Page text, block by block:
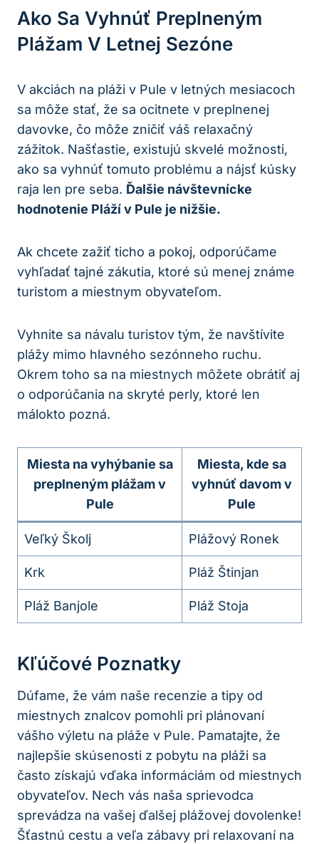
Ako Sa Vyhnúť Preplneným
Plážam V Letnej Sezóne
V akciách na pláži v Pule v letných mesiacoch
sa môže stať, že sa ocitnete v preplnenej
davovke, čo môže zničiť váš relaxačný
zážitok. Našťastie, existujú skvelé možnosti,
ako sa vyhnúť tomuto problému a nájsť kúsky
raja len pre seba. Ďalšie návštevnícke
hodnotenie Pláží v Pule je nižšie.
Ak chcete zažiť ticho a pokoj, odporúčame
vyhľadať tajné zákutia, ktoré sú menej známe
turistom a miestnym obyvateľom.
Vyhnite sa návalu turistov tým, že navštívite
plážy mimo hlavného sezónneho ruchu.
Okrem toho sa na miestnych môžete obrátiť aj
o odporúčania na skryté perly, ktoré len
málokto pozná.
Miesta na vyhýbanie sa
preplneným plážam v
Pule
Miesta, kde sa
vyhnúť davom v
Pule
Veľký Školj Plážový Ronek
Krk Pláž Štinjan
Pláž Banjole Pláž Stoja
Kľúčové Poznatky
Dúfame, že vám naše recenzie a tipy od
miestnych znalcov pomohli pri plánovaní
vášho výletu na pláže v Pule. Pamatajte, že
najlepšie skúsenosti z pobytu na pláži sa
často získajú vďaka informáciám od miestnych
obyvateľov. Nech vás naša sprievodca
sprevádza na vašej ďalšej plážovej dovolenke!
Šťastnú cestu a veľa zábavy pri relaxovaní na